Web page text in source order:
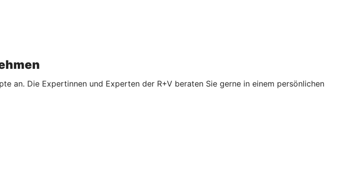
an. Die Expertinnen und Experten der R+V beraten Sie gerne in einem persönlichen